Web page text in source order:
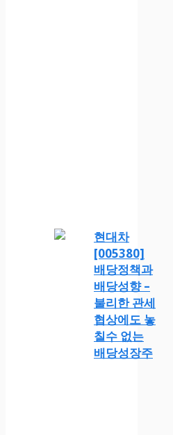
현대차
[005380]
배당정책과
배당성향 –
불리한 관세
협상에도 놓
칠수 없는
배당성장주